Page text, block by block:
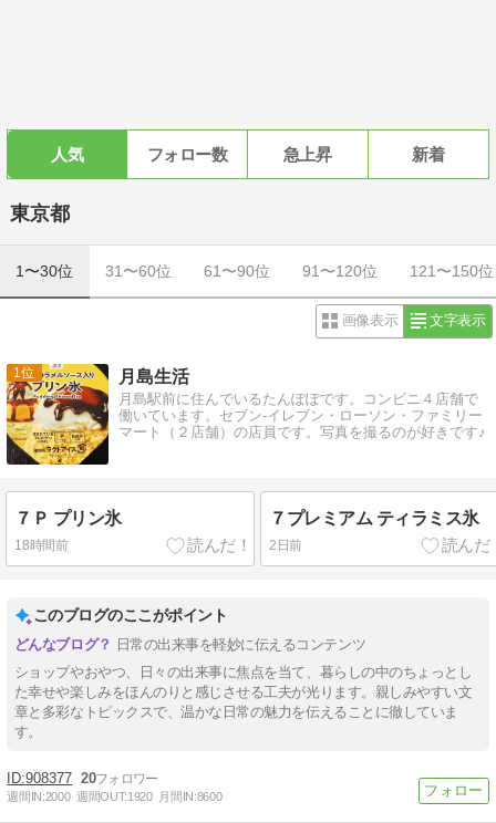
人気 フォロー数 急上昇 新着
東京都
1〜30位 31〜60位 61〜90位 91〜120位 121〜150位
画像表示 文字表示
1 月島生活
月島駅前に住んでいるたんぽぽです。コンビニ４店舗で
働いています。セブン-イレブン・ローソン・ファミリー
マート（２店舗）の店員です。写真を撮るのが好きです♪
７Ｐ プリン氷
18時間前
７プレミアム ティラミス氷
2日前
このブログのここがポイント
日常の出来事を軽妙に伝えるコンテンツ
ショップやおやつ、日々の出来事に焦点を当て、暮らしの中のちょっとし
た幸せや楽しみをほんのりと感じさせる工夫が光ります。親しみやすい文
章と多彩なトピックスで、温かな日常の魅力を伝えることに徹していま
す。
908377 20
週間IN:2000 週間OUT:1920 月間IN:8600